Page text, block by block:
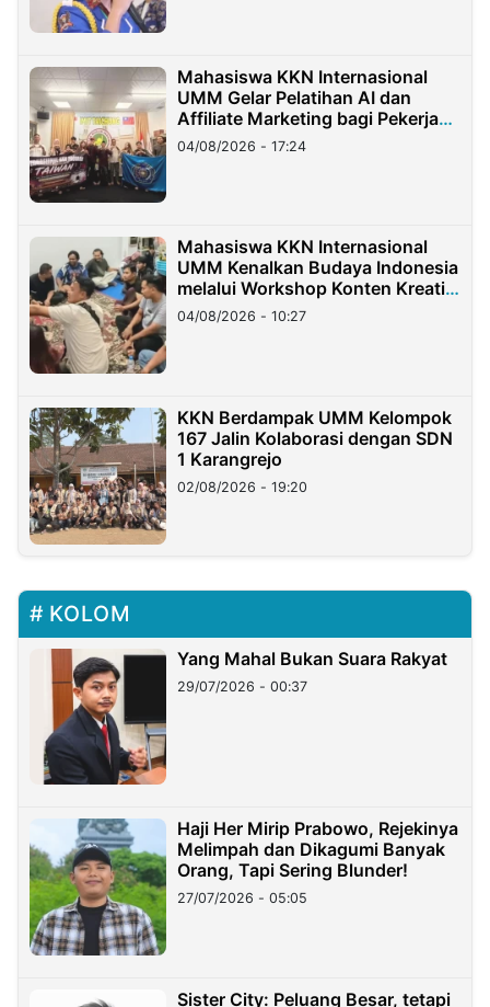
Mahasiswa KKN Internasional
UMM Gelar Pelatihan AI dan
Affiliate Marketing bagi Pekerja
Migran Indonesia di Taiwan
04/08/2026 - 17:24
Mahasiswa KKN Internasional
UMM Kenalkan Budaya Indonesia
melalui Workshop Konten Kreatif
di Taiwan
04/08/2026 - 10:27
KKN Berdampak UMM Kelompok
167 Jalin Kolaborasi dengan SDN
1 Karangrejo
02/08/2026 - 19:20
KOLOM
Yang Mahal Bukan Suara Rakyat
29/07/2026 - 00:37
Haji Her Mirip Prabowo, Rejekinya
Melimpah dan Dikagumi Banyak
Orang, Tapi Sering Blunder!
27/07/2026 - 05:05
Sister City: Peluang Besar, tetapi